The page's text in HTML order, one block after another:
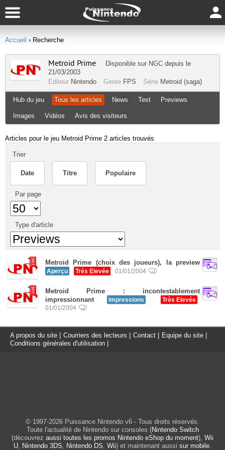
Accueil › Recherche
Metroid Prime Disponible sur NGC depuis le
21/03/2003
Editeur Nintendo Genre FPS Série Metroid (saga)
Hub du jeu Tous les articles News Test Previews
Images Vidéos Avis des visiteurs
Articles pour le jeu Metroid Prime 2 articles trouvés
Trier
Date Titre Populaire
Par page
Type d'article
Metroid Prime (choix des joueurs), la preview
Aperçu Très Elevée 01/01/2004
Metroid Prime : incontestablement
impressionnant
Impressions
Très Elevée
01/01/2004
A propos du site Courriers des lecteurs Contact Equipe du site
Conditions générales d'utilisation
© 1997-2026 Puissance Nintendo v6 - Tous droits réservés.
Toute l'actualité de Nintendo sur consoles (Nintendo Switch
(découvrez aussi toutes les promos Nintendo eShop du moment), Wii
U, Nintendo 3DS, Nintendo DS, Wii) et maintenant aussi sur mobile.